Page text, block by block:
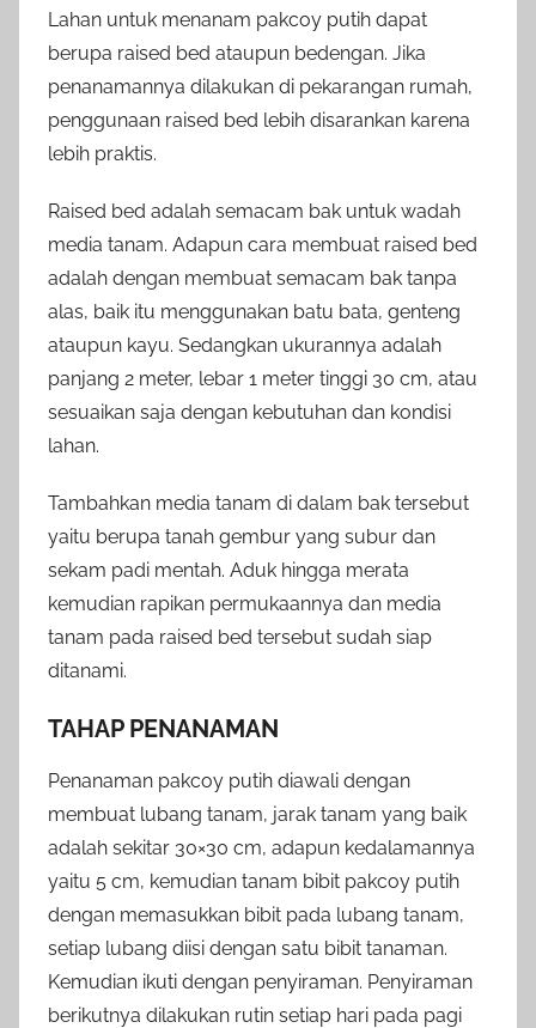
Lahan untuk menanam pakcoy putih dapat
berupa raised bed ataupun bedengan. Jika
penanamannya dilakukan di pekarangan rumah,
penggunaan raised bed lebih disarankan karena
lebih praktis.
Raised bed adalah semacam bak untuk wadah
media tanam. Adapun cara membuat raised bed
adalah dengan membuat semacam bak tanpa
alas, baik itu menggunakan batu bata, genteng
ataupun kayu. Sedangkan ukurannya adalah
panjang 2 meter, lebar 1 meter tinggi 30 cm, atau
sesuaikan saja dengan kebutuhan dan kondisi
lahan.
Tambahkan media tanam di dalam bak tersebut
yaitu berupa tanah gembur yang subur dan
sekam padi mentah. Aduk hingga merata
kemudian rapikan permukaannya dan media
tanam pada raised bed tersebut sudah siap
ditanami.
TAHAP PENANAMAN
Penanaman pakcoy putih diawali dengan
membuat lubang tanam, jarak tanam yang baik
adalah sekitar 30×30 cm, adapun kedalamannya
yaitu 5 cm, kemudian tanam bibit pakcoy putih
dengan memasukkan bibit pada lubang tanam,
setiap lubang diisi dengan satu bibit tanaman.
Kemudian ikuti dengan penyiraman. Penyiraman
berikutnya dilakukan rutin setiap hari pada pagi